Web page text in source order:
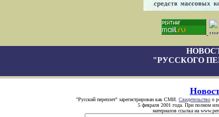
"РУССКОГО
"Русский переплет" зарегистрирован как СМИ. Свидетельство о
5 февраля 2001 года. При полном
материалов ссылка на